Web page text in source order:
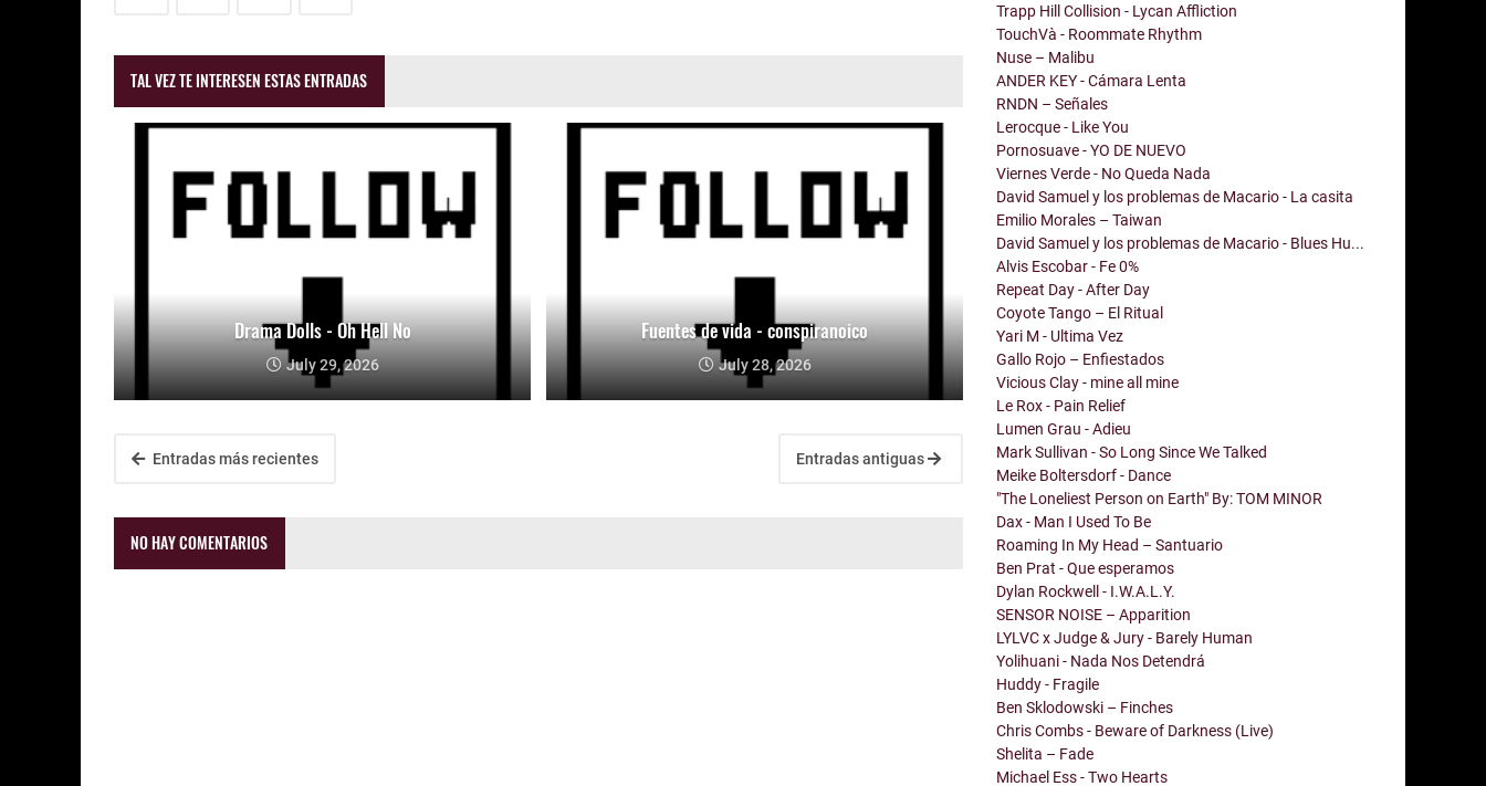
TAL VEZ TE INTERESEN ESTAS ENTRADAS
Drama Dolls - Oh Hell No
July 29, 2026
Fuentes de vida - conspiranoico
July 28, 2026
Entradas más recientes Entradas antiguas
NO HAY COMENTARIOS
Trapp Hill Collision - Lycan Affliction
TouchVà - Roommate Rhythm
Nuse – Malibu
ANDER KEY - Cámara Lenta
RNDN – Señales
Lerocque - Like You
Pornosuave - YO DE NUEVO
Viernes Verde - No Queda Nada
David Samuel y los problemas de Macario - La casita
Emilio Morales – Taiwan
David Samuel y los problemas de Macario - Blues Hu...
Alvis Escobar - Fe 0%
Repeat Day - After Day
Coyote Tango – El Ritual
Yari M - Ultima Vez
Gallo Rojo – Enfiestados
Vicious Clay - mine all mine
Le Rox - Pain Relief
Lumen Grau - Adieu
Mark Sullivan - So Long Since We Talked
Meike Boltersdorf - Dance
"The Loneliest Person on Earth" By: TOM MINOR
Dax - Man I Used To Be
Roaming In My Head – Santuario
Ben Prat - Que esperamos
Dylan Rockwell - I.W.A.L.Y.
SENSOR NOISE – Apparition
LYLVC x Judge & Jury - Barely Human
Yolihuani - Nada Nos Detendrá
Huddy - Fragile
Ben Sklodowski – Finches
Chris Combs - Beware of Darkness (Live)
Shelita – Fade
Michael Ess - Two Hearts